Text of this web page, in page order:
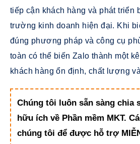
tiếp cận khách hàng và phát triển
trường kinh doanh hiện đại. Khi
đúng phương pháp và công cụ
toàn có thể biến Zalo thành một
khách hàng ổn định, chất lượng
Chúng tôi luôn sẵn sàng chia
hữu ích về Phần mềm MKT.
chúng tôi để được hỗ trợ